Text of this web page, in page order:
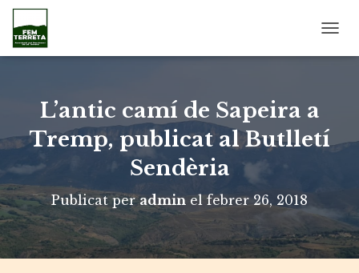
A
A
A
C
L’antic camí de Sapeira a
Tremp, publicat al Butlletí
Sendèria
Publicat peradmin el febrer 26, 2018